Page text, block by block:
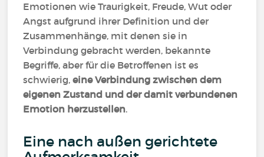
Emotionen wie Traurigkeit, Freude, Wut oder
Angst aufgrund ihrer Definition und der
Zusammenhänge, mit denen sie in
Verbindung gebracht werden, bekannte
Begriffe, aber für die Betroffenen ist es
schwierig, eine Verbindung zwischen dem
eigenen Zustand und der damit verbundenen
Emotion herzustellen.
Eine nach außen gerichtete